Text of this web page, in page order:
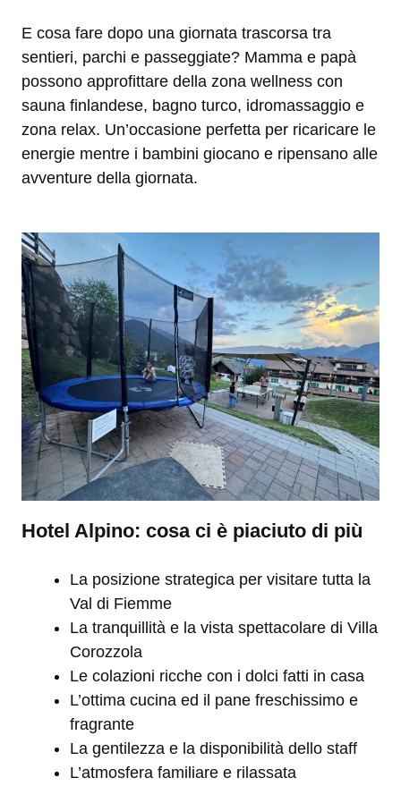
E cosa fare dopo una giornata trascorsa tra
sentieri, parchi e passeggiate? Mamma e papà
possono approfittare della zona wellness con
sauna finlandese, bagno turco, idromassaggio e
zona relax. Un’occasione perfetta per ricaricare le
energie mentre i bambini giocano e ripensano alle
avventure della giornata.
Hotel Alpino: cosa ci è piaciuto di più
La posizione strategica per visitare tutta la
Val di Fiemme
La tranquillità e la vista spettacolare di Villa
Corozzola
Le colazioni ricche con i dolci fatti in casa
L’ottima cucina ed il pane freschissimo e
fragrante
La gentilezza e la disponibilità dello staff
L’atmosfera familiare e rilassata